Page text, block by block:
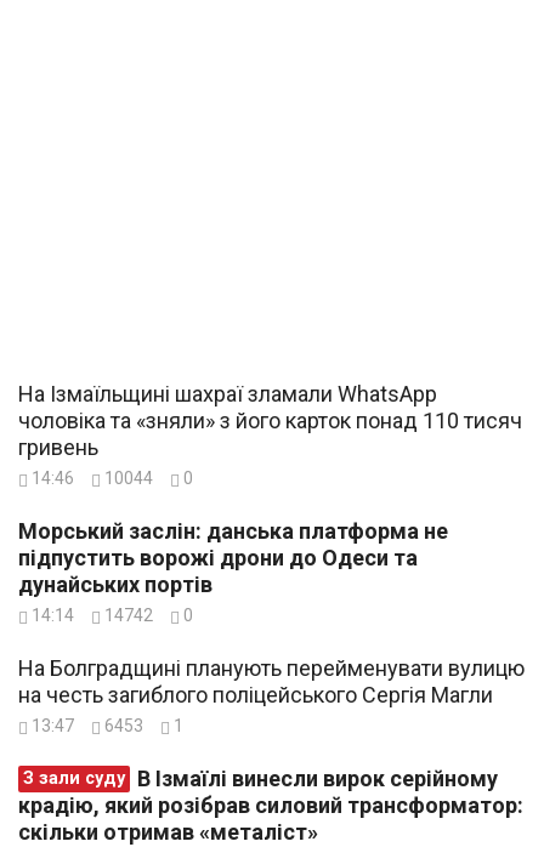
На Ізмаїльщині шахраї зламали WhatsApp
чоловіка та «зняли» з його карток понад 110 тисяч
гривень
14:46 10044 0
Морський заслін: данська платформа не
підпустить ворожі дрони до Одеси та
дунайських портів
14:14 14742 0
На Болградщині планують перейменувати вулицю
на честь загиблого поліцейського Сергія Магли
13:47 6453 1
З зали суду
крадію, який розібрав силовий трансформатор:
скільки отримав «металіст»